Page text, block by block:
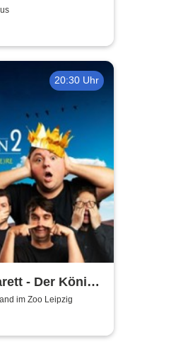
20:30 Uhr
- Der König
Central
im Zoo Leipzig